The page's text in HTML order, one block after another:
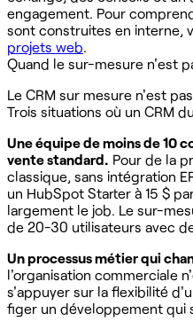
engagement. Pour
sont construites en interne,
projets web.
Quand le sur-mesure n'est
Le CRM sur mesure n'est
Trois situations où un CRM
Une équipe de moins de 10
vente standard. Pour de la
classique, sans intégration
un HubSpot Starter à 15 $
largement le job. Le sur-
de 20-30 utilisateurs avec
Un processus métier qui
l'organisation commerciale
s'appuyer sur la flexibilité
figer un développement qui